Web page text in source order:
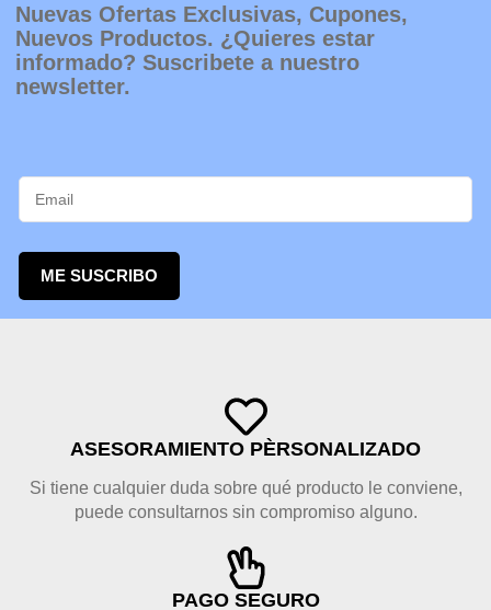
Nuevas Ofertas Exclusivas, Cupones,
Nuevos Productos. ¿Quieres estar
informado? Suscribete a nuestro
newsletter.
ME SUSCRIBO
ASESORAMIENTO PÈRSONALIZADO
Si tiene cualquier duda sobre qué producto le conviene,
puede consultarnos sin compromiso alguno.
PAGO SEGURO